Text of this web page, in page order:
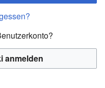
anmelden